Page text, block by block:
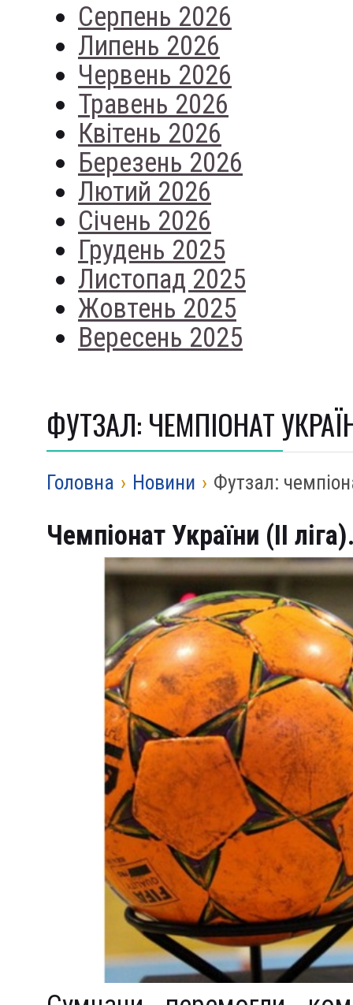
Серпень 2026
Липень 2026
Червень 2026
Травень 2026
Квітень 2026
Березень 2026
Лютий 2026
Січень 2026
Грудень 2025
Листопад 2025
Жовтень 2025
Вересень 2025
ФУТЗАЛ: ЧЕМПІОНАТ
Головна › Новини › Футзал:
Чемпіонат України (ІІ